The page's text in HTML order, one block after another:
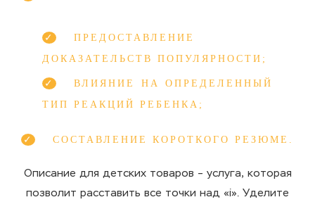
ПРЕДОСТАВЛЕНИЕ
ДОКАЗАТЕЛЬСТВ ПОПУЛЯРНОСТИ;
ВЛИЯНИЕ НА ОПРЕДЕЛЕННЫЙ
ТИП РЕАКЦИЙ РЕБЕНКА;
СОСТАВЛЕНИЕ КОРОТКОГО РЕЗЮМЕ.
Описание для детских товаров – услуга, которая
позволит расставить все точки над «і». Уделите